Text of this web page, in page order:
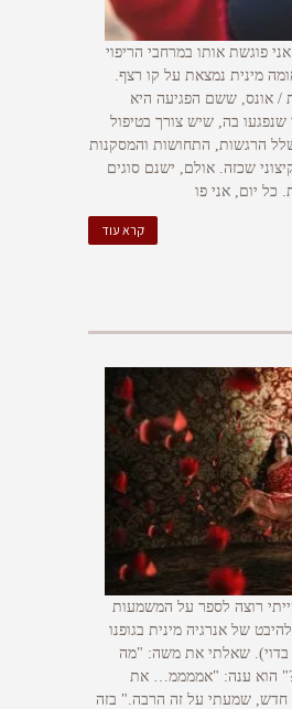
פוגשת אותו במרחבי הריפוי
מינית נמצאת על קו רצף.
/ אונס, ששם הפגיעה היא
שנפגעו בה, שיש צורך בטיפול
הרגשות, התחושות והמסקנות
שכזה. אולם, ישנם סוגים
כל יום, אני פו
קרא עוד
רוצה לספר על המשמעות
של אנרגיה מינית בגופנו
שאלתי את משה: "מה
הוא ענה: "אממממ… את
חדש, שמעתי על זה הרבה." בזה